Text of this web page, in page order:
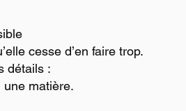
cesse d’en faire trop.
détails :
une matière.